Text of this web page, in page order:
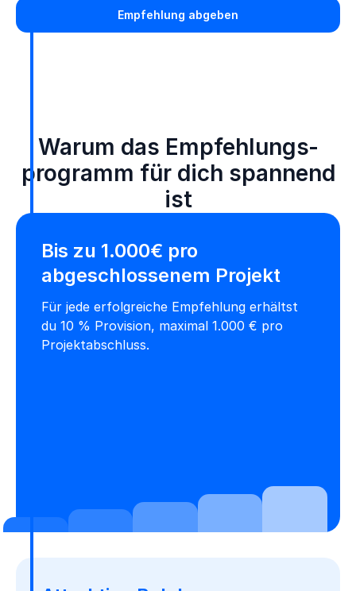
Empfehlung abgeben
Warum das Empfehlungs­
programm für dich spannend
ist
Bis zu 1.000€ pro
abgeschlossenem Projekt
Für jede erfolgreiche Empfehlung erhältst
du 10 % Provision, maximal 1.000 € pro
Projektabschluss.